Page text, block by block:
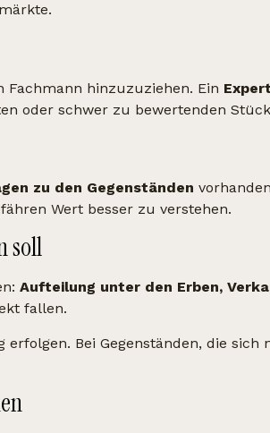
hinzuzuziehen. Ein
oder schwer zu bewertenden
zu den Gegenständen
Wert besser zu verstehen.
soll
Aufteilung unter den Erben,
fallen.
Bei Gegenständen, die